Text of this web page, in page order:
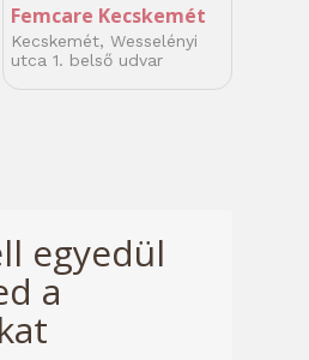
Femcare Kecskemét
Kecskemét, Wesselényi
utca 1. belső udvar
egyedül
a